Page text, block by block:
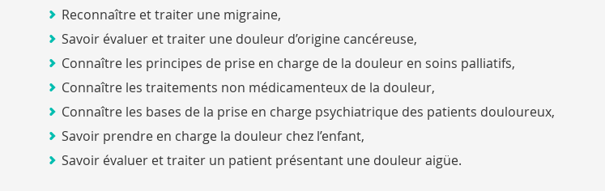
Reconnaître et traiter une migraine,
Savoir évaluer et traiter une douleur d’origine cancéreuse,
Connaître les principes de prise en charge de la douleur en soins palliatifs,
Connaître les traitements non médicamenteux de la douleur,
Connaître les bases de la prise en charge psychiatrique des patients douloureux,
Savoir prendre en charge la douleur chez l’enfant,
Savoir évaluer et traiter un patient présentant une douleur aigüe.